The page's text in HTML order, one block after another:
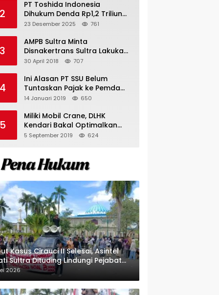
2
PT Toshida Indonesia
Dihukum Denda Rp1,2 Triliun
atas Aktivitas Tambang
23 Desember 2025 761
3
AMPB Sultra Minta
Disnakertrans Sultra Lakukan
Sweeping TKA
30 April 2018 707
4
Ini Alasan PT SSU Belum
Tuntaskan Pajak ke Pemda
Bombana Sebesar Rp8 Miliar
14 Januari 2019 650
5
Miliki Mobil Crane, DLHK
Kendari Bakal Optimalkan
Pangkas Pohon Peneduh
5 September 2019 624
Kasus Cirauci II Selesai, Asintel
Sultra Dituding Lindungi Pejabat
2026